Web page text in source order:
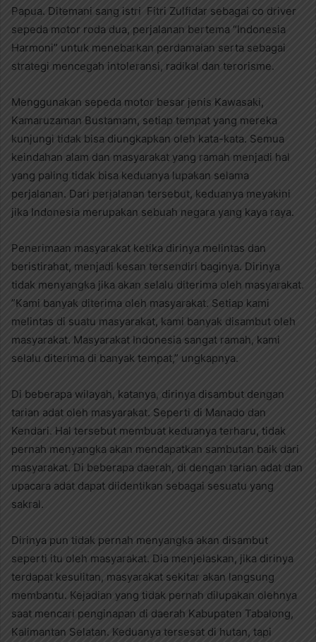
Papua. Ditemani sang istri Fitri Zulfidar sebagai co driver
sepeda motor roda dua, perjalanan bertema “Indonesia
Harmoni” untuk menebarkan perdamaian serta sebagai
strategi mencegah intoleransi, radikal dan terorisme.
Menggunakan sepeda motor besar jenis Kawasaki,
Kamaruzaman Bustamam, setiap tempat yang mereka
kunjungi tidak bisa diungkapkan oleh kata-kata. Semua
keindahan alam dan masyarakat yang ramah menjadi hal
yang paling tidak bisa keduanya lupakan selama
perjalanan. Dari perjalanan tersebut, keduanya meyakini
jika Indonesia merupakan sebuah negara yang kaya raya.
Penerimaan masyarakat ketika dirinya melintas dan
beristirahat, menjadi kesan tersendiri baginya. Dirinya
tidak menyangka jika akan selalu diterima oleh masyarakat.
”Kami banyak diterima oleh masyarakat. Setiap kami
melintas di suatu masyarakat, kami banyak disambut oleh
masyarakat. Masyarakat Indonesia sangat ramah, kami
selalu diterima di banyak tempat,” ungkapnya.
Di beberapa wilayah, katanya, dirinya disambut dengan
tarian adat oleh masyarakat. Seperti di Manado dan
Kendari. Hal tersebut membuat keduanya terharu, tidak
pernah menyangka akan mendapatkan sambutan baik dari
masyarakat. Di beberapa daerah, di dengan tarian adat dan
upacara adat dapat diidentikan sebagai sesuatu yang
sakral.
Dirinya pun tidak pernah menyangka akan disambut
seperti itu oleh masyarakat. Dia menjelaskan, jika dirinya
terdapat kesulitan, masyarakat sekitar akan langsung
membantu. Kejadian yang tidak pernah dilupakan olehnya
saat mencari penginapan di daerah Kabupaten Tabalong,
Kalimantan Selatan. Keduanya tersesat di hutan, tapi